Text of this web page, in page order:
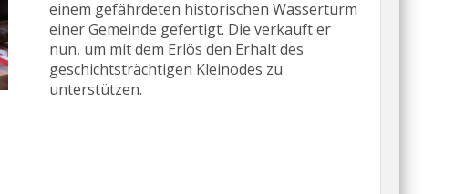
einem gefährdeten historischen Wasserturm
einer Gemeinde gefertigt. Die verkauft er
nun, um mit dem Erlös den Erhalt des
geschichtsträchtigen Kleinodes zu
unterstützen.